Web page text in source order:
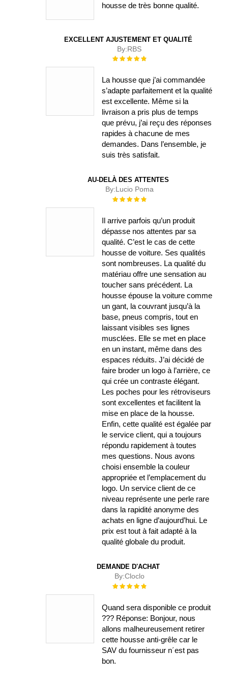
housse de très bonne qualité.
EXCELLENT AJUSTEMENT ET QUALITÉ
By:RBS
Évaluation :
La housse que j’ai commandée
s’adapte parfaitement et la qualité
est excellente. Même si la
livraison a pris plus de temps
que prévu, j’ai reçu des réponses
rapides à chacune de mes
demandes. Dans l’ensemble, je
suis très satisfait.
AU-DELÀ DES ATTENTES
By:Lucio Poma
Évaluation :
Il arrive parfois qu’un produit
dépasse nos attentes par sa
qualité. C’est le cas de cette
housse de voiture. Ses qualités
sont nombreuses. La qualité du
matériau offre une sensation au
toucher sans précédent. La
housse épouse la voiture comme
un gant, la couvrant jusqu’à la
base, pneus compris, tout en
laissant visibles ses lignes
musclées. Elle se met en place
en un instant, même dans des
espaces réduits. J’ai décidé de
faire broder un logo à l’arrière, ce
qui crée un contraste élégant.
Les poches pour les rétroviseurs
sont excellentes et facilitent la
mise en place de la housse.
Enfin, cette qualité est égalée par
le service client, qui a toujours
répondu rapidement à toutes
mes questions. Nous avons
choisi ensemble la couleur
appropriée et l’emplacement du
logo. Un service client de ce
niveau représente une perle rare
dans la rapidité anonyme des
achats en ligne d’aujourd’hui. Le
prix est tout à fait adapté à la
qualité globale du produit.
DEMANDE D'ACHAT
By:Cloclo
Évaluation :
Quand sera disponible ce produit
??? Réponse: Bonjour, nous
allons malheureusement retirer
cette housse anti-grêle car le
SAV du fournisseur n´est pas
bon.